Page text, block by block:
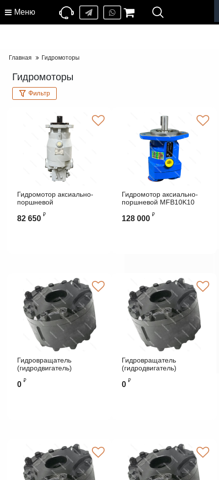
Меню
Главная Гидромоторы
Гидромоторы
Фильтр
Гидромотор аксиально-
поршневой
00.000
82 650 ₽
Гидромотор аксиально-
поршневой MFB10K10
128 000 ₽
Гидровращатель
(гидродвигатель)
0 ₽
Гидровращатель
(гидродвигатель)
0 ₽